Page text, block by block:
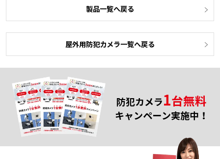
製品一覧へ戻る
屋外用防犯カメラ一覧へ戻る
防犯カメラ1台無料
キャンペーン実施中！